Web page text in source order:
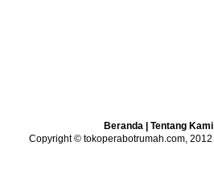
Beranda| Tentang Kami
Copyright © tokoperabotrumah.com,